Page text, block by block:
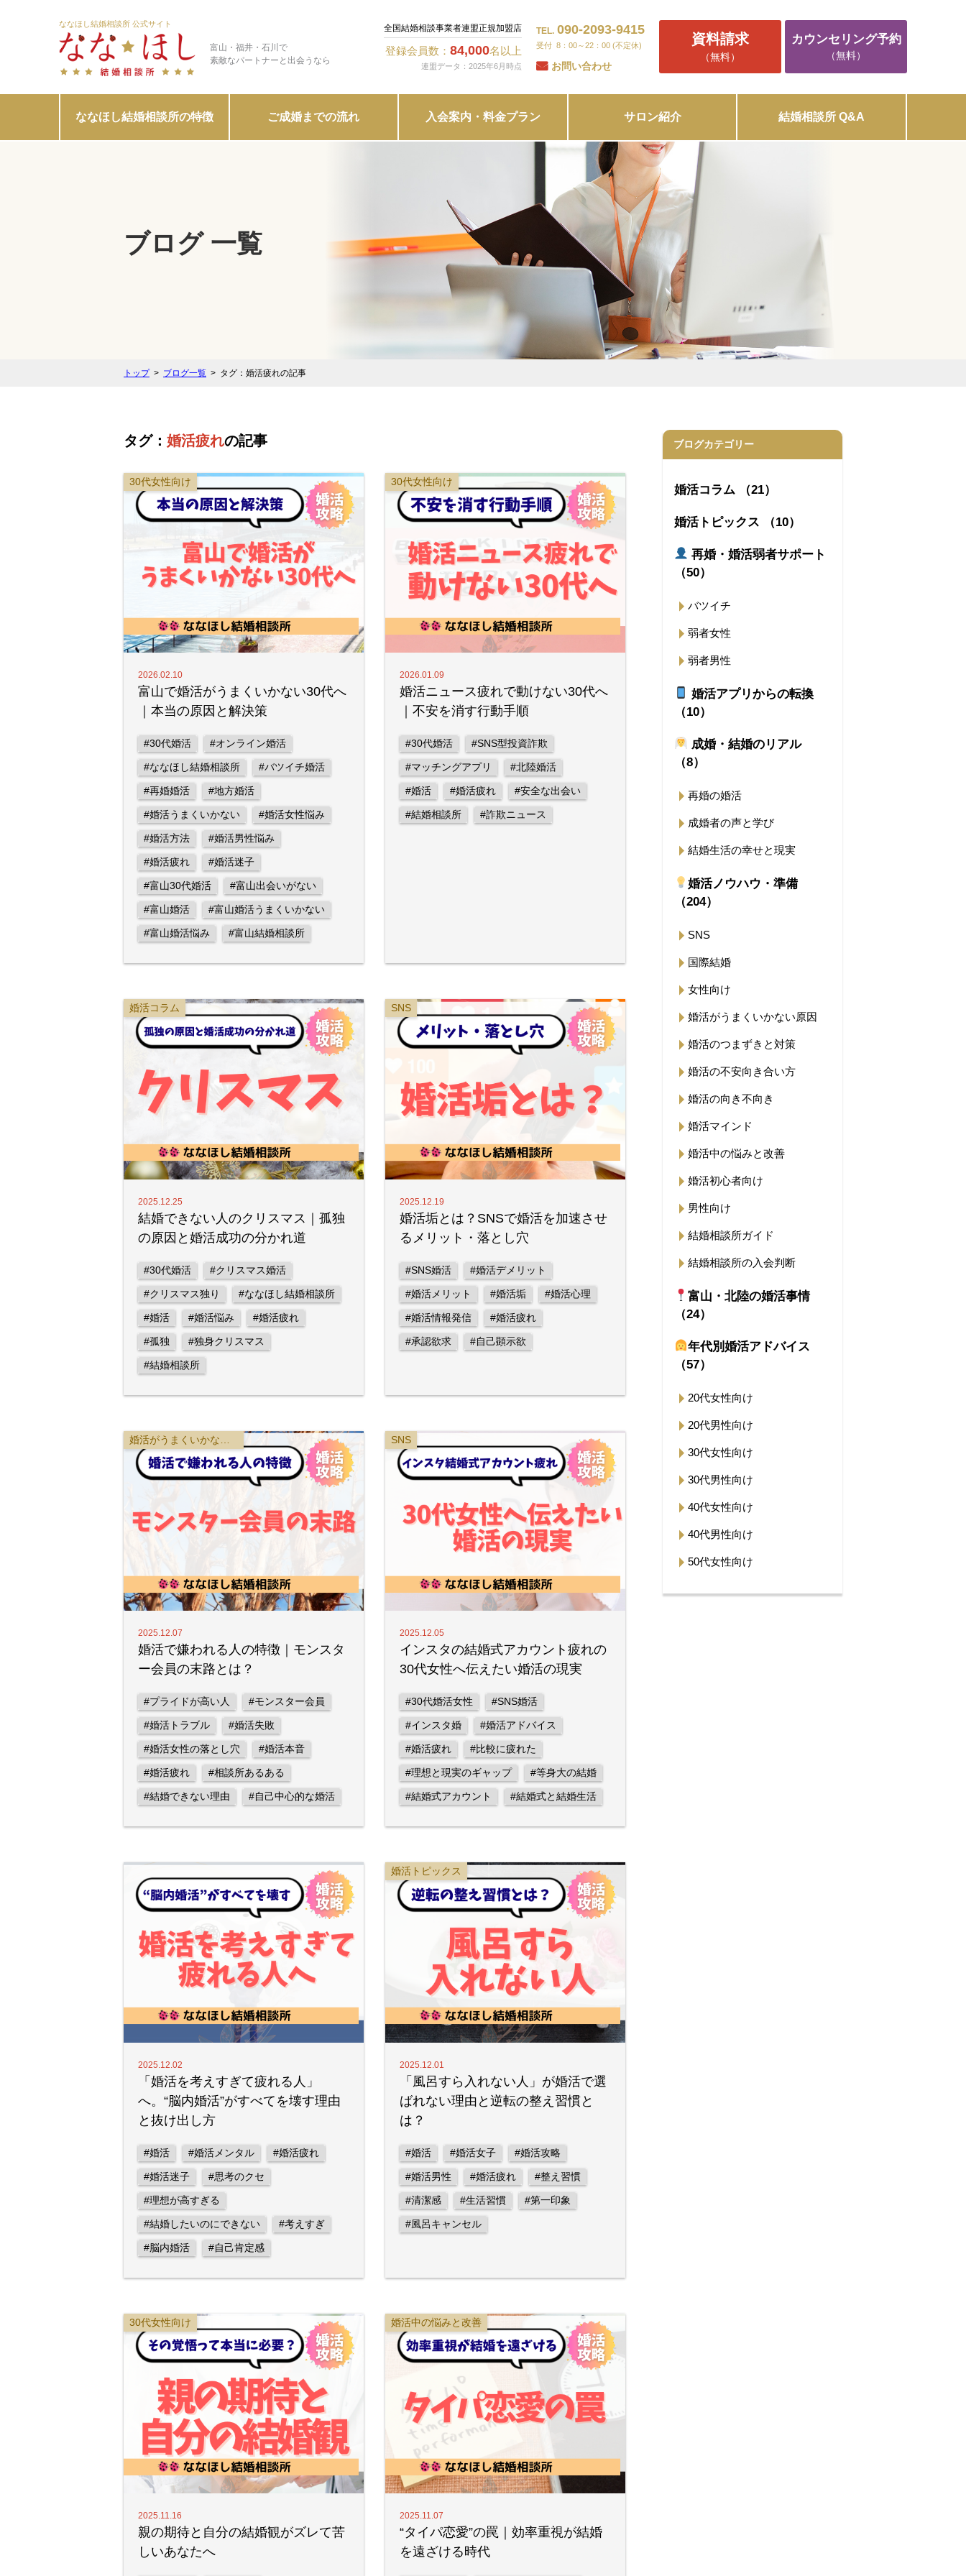
ななほし結婚相談所 公式サイト
富山・福井・石川で
素敵なパートナーと出会うなら
全国結婚相談事業者連盟正規加盟店
登録会員数： 84,000名以上
連盟データ：2025年6月時点
TEL. 090-2093-9415
8：00～22：00 (不定休)
お問い合わせ
資料請求
（無料）
カウンセリング予約
（無料）
ななほし結婚相談所の特徴 ご成婚までの流れ 入会案内・料金プラン サロン紹介 結婚相談所 Q&A
ブログ 一覧
トップ ブログ一覧 タグ：婚活疲れの記事
タグ： 婚活疲れの記事
2026.02.10
30代女性向け
富山で婚活がうまくいかない30代へ
｜本当の原因と解決策
#30代婚活 #オンライン婚活
#ななほし結婚相談所 #バツイチ婚活
#再婚婚活 #地方婚活
#婚活うまくいかない #婚活女性悩み
#婚活方法 #婚活男性悩み
#婚活疲れ #婚活迷子
#富山30代婚活 #富山出会いがない
#富山婚活 #富山婚活うまくいかない
#富山婚活悩み #富山結婚相談所
2026.01.09
30代女性向け
婚活ニュース疲れで動けない30代へ
｜不安を消す行動手順
#30代婚活 #SNS型投資詐欺
#マッチングアプリ #北陸婚活
#婚活 #婚活疲れ #安全な出会い
#結婚相談所 #詐欺ニュース
2025.12.25
婚活コラム
結婚できない人のクリスマス｜孤独
の原因と婚活成功の分かれ道
#30代婚活 #クリスマス婚活
#クリスマス独り #ななほし結婚相談所
#婚活 #婚活悩み #婚活疲れ
#孤独 #独身クリスマス
#結婚相談所
2025.12.19
SNS
婚活垢とは？SNSで婚活を加速させ
るメリット・落とし穴
#SNS婚活 #婚活デメリット
#婚活メリット #婚活垢 #婚活心理
#婚活情報発信 #婚活疲れ
#承認欲求 #自己顕示欲
2025.12.07
婚活で嫌われる人の特徴｜モンスタ
ー会員の末路とは？
#プライドが高い人 #モンスター会員
#婚活トラブル #婚活失敗
#婚活女性の落とし穴 #婚活本音
#婚活疲れ #相談所あるある
#結婚できない理由 #自己中心的な婚活
2025.12.05
SNS
インスタの結婚式アカウント疲れの
30代女性へ伝えたい婚活の現実
#30代婚活女性 #SNS婚活
#インスタ婚 #婚活アドバイス
#婚活疲れ #比較に疲れた
#理想と現実のギャップ #等身大の結婚
#結婚式アカウント #結婚式と結婚生活
2025.12.02
「婚活を考えすぎて疲れる人」
へ。“脳内婚活”がすべてを壊す理由
と抜け出し方
#婚活 #婚活メンタル #婚活疲れ
#婚活迷子 #思考のクセ
#理想が高すぎる
#結婚したいのにできない #考えすぎ
#脳内婚活 #自己肯定感
2025.12.01
婚活トピックス
「風呂すら入れない人」が婚活で選
ばれない理由と逆転の整え習慣と
は？
#婚活 #婚活女子 #婚活攻略
#婚活男性 #婚活疲れ #整え習慣
#清潔感 #生活習慣 #第一印象
#風呂キャンセル
2025.11.16
30代女性向け
親の期待と自分の結婚観がズレて苦
しいあなたへ
2025.11.07
婚活中の悩みと改善
“タイパ恋愛”の罠｜効率重視が結婚
を遠ざける時代
ブログカテゴリー
婚活コラム （21）
婚活トピックス （10）
再婚・婚活弱者サポート
（50）
バツイチ
弱者女性
弱者男性
婚活アプリからの転換
（10）
成婚・結婚のリアル
（8）
再婚の婚活
成婚者の声と学び
結婚生活の幸せと現実
婚活ノウハウ・準備
（204）
SNS
国際結婚
女性向け
婚活がうまくいかない原因
婚活のつまずきと対策
婚活の不安向き合い方
婚活の向き不向き
婚活マインド
婚活中の悩みと改善
婚活初心者向け
男性向け
結婚相談所ガイド
結婚相談所の入会判断
富山・北陸の婚活事情
（24）
年代別婚活アドバイス
（57）
20代女性向け
20代男性向け
30代女性向け
30代男性向け
40代女性向け
40代男性向け
50代女性向け